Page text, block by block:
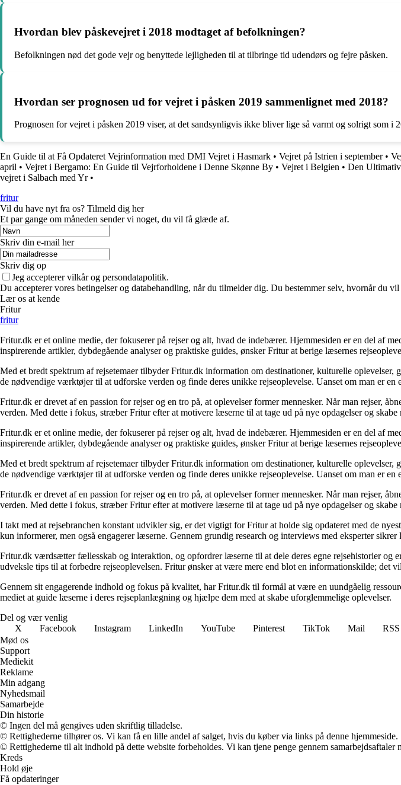
Hvordan blev påskevejret i 2018 modtaget af befolkningen?
Befolkningen nød det gode vejr og benyttede lejligheden til at tilbringe tid udendørs og fejre påsken.
Hvordan ser prognosen ud for vejret i påsken 2019 sammenlignet med 2018?
Prognosen for vejret i påsken 2019 viser, at det sandsynligvis ikke bliver lige så varmt og solrigt som i
En Guide til at Få Opdateret Vejrinformation med DMI Vejret i Hasmark • Vejret på Istrien i september•
april • Vejret i Bergamo: En Guide til Vejrforholdene i Denne Skønne By • Vejret i Belgien • Den
vejret i S￳albach med Yr•
fritur
Vil du have nyt fra os? Tilmeld dig her
Et par gange om måneden sender vi noget, du vil få glæde af.
Skriv din e-mail her
Skriv dig op
Jeg accepterer vilkår og persondatapolitik.
Du accepterer vores betingelser og databehandling, når du tilmelder dig. Du bestemmer selv, hvornår du vil
Lær os at kende
Fritur
fritur
Fritur.dk er et online medie, der fokuserer på rejser og alt, hvad de indebærer. Hjemmesiden er en del af
inspirerende artikler, dybdegående analyser og praktiske guides, ønsker Fritur at berige læsernes
Med et bredt spektrum af rejsetemaer tilbyder Fritur.dk information om destinationer, kulturelle
de nødvendige værktøjer til at udforske verden og finde deres unikke rejseoplevelse. Uanset om man er
Fritur.dk er drevet af en passion for rejser og en tro på, at oplevelser former mennesker. Når man rejser,
verden. Med dette i fokus, stræber Fritur efter at motivere læserne til at tage ud på nye opdagelser og
Fritur.dk er et online medie, der fokuserer på rejser og alt, hvad de indebærer. Hjemmesiden er en del af
inspirerende artikler, dybdegående analyser og praktiske guides, ønsker Fritur at berige læsernes
Med et bredt spektrum af rejsetemaer tilbyder Fritur.dk information om destinationer, kulturelle
de nødvendige værktøjer til at udforske verden og finde deres unikke rejseoplevelse. Uanset om man er
Fritur.dk er drevet af en passion for rejser og en tro på, at oplevelser former mennesker. Når man rejser,
verden. Med dette i fokus, stræber Fritur efter at motivere læserne til at tage ud på nye opdagelser og
I takt med at rejsebranchen konstant udvikler sig, er det vigtigt for Fritur at holde sig opdateret med de
kun informerer, men også engagerer læserne. Gennem grundig research og interviews med eksperter
Fritur.dk værdsætter fællesskab og interaktion, og opfordrer læserne til at dele deres egne rejsehistorier
udveksle tips til at forbedre rejseoplevelsen. Fritur ønsker at være mere end blot en informationskilde; det
Gennem sit engagerende indhold og fokus på kvalitet, har Fritur.dk til formål at være en uundgåelig
mediet at guide læserne i deres rejseplanlægning og hjælpe dem med at skabe uforglemmelige oplevelser.
Del og vær venlig
X
Facebook Instagram LinkedIn YouTube Pinterest TikTok Mail
RSS
Mød os
Support
Mediekit
Reklame
Min adgang
Nyhedsmail
Samarbejde
Din historie
© Ingen del må gengives uden skriftlig tilladelse.
© Rettighederne tilhører os. Vi kan få en lille andel af salget, hvis du køber via links på denne hjemmeside.
© Rettighederne til alt indhold på dette website forbeholdes. Vi kan tjene penge gennem
Kreds
Hold øje
Få opdateringer